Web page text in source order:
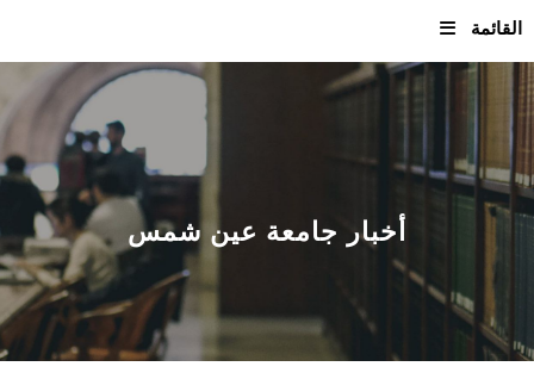
القائمة
الرئيسيـة
عن الجامعة
القطاعـات
الشئون الأكاديمية
البحث العلمي
أخبار جامعة عين شمس